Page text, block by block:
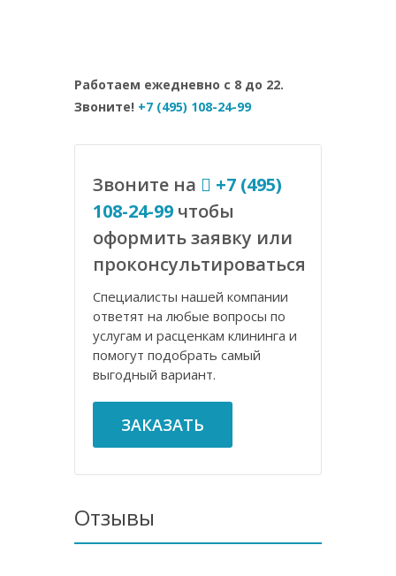
Работаем ежедневно с 8 до 22.
Звоните! +7 (495) 108-24-99
Звоните на
+7 (495)
108-24-99 чтобы
оформить заявку или
проконсультироваться
Специалисты нашей компании
ответят на любые вопросы по
услугам и расценкам клининга и
помогут подобрать самый
выгодный вариант.
ЗАКАЗАТЬ
Отзывы